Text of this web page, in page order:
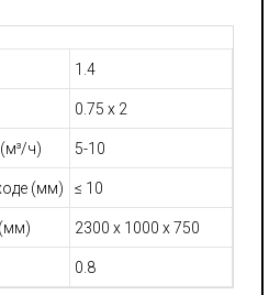
1.4
0.75 x 2
ч) 5-10
(мм) ≤ 10
2300 x 1000 x 750
0.8